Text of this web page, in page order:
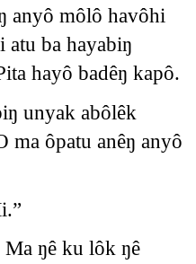
anyô môlô havôhi
atu ba hayabiŋ
hayô badêŋ kapô.
unyak abôlêk
ma ôpatu anêŋ anyô
ŋê ku lôk ŋê